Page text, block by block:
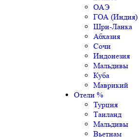
ОАЭ
ГОА (Индия)
Шри-Ланка
Абхазия
Сочи
Индонезия
Мальдивы
Куба
Маврикий
Отели %
Турция
Таиланд
Мальдивы
Вьетнам